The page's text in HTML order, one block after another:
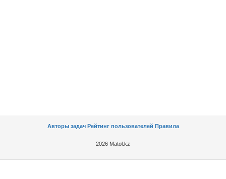
Авторы задач Рейтинг пользователей Правила
2026 Matol.kz